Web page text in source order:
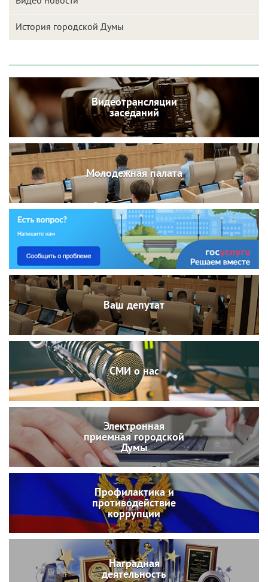
История городской Думы
Видеотрансляции
заседаний
Молодежная палата
Ваш депутат
СМИ о нас
Электронная
приемная городской
Думы
Профилактика и
противодействие
коррупции
Наградная
деятельность